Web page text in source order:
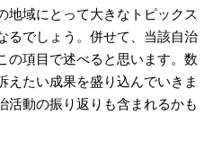
地域にとって大きなトピックス
るでしょう。併せて、当該自治
の項目で述べると思います。数
えたい成果を盛り込んでいきま
活動の振り返りも含まれるかも